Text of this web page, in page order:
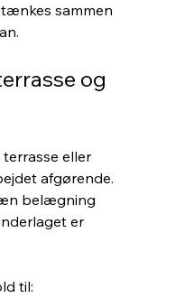
sammen
og
eller
afgørende.
belægning
er
til: